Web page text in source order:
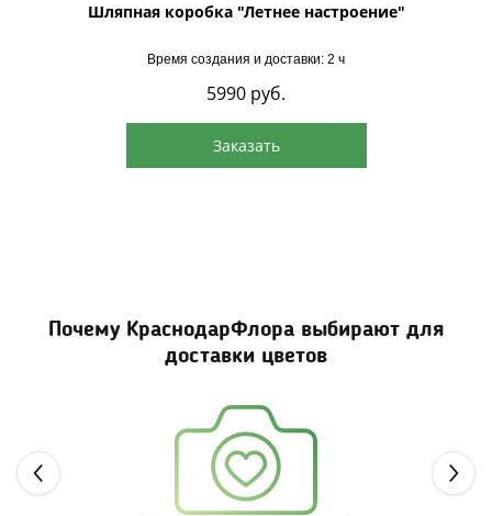
Шляпная коробка "Летнее настроение"
Время создания и доставки: 2 ч
5990 руб.
Заказать
Почему КраснодарФлора выбирают для
доставки цветов